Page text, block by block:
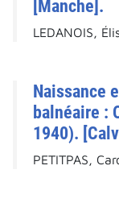
[Manche].
LEDANOIS,
Naissance
balnéaire :
1940).
PETITPAS,